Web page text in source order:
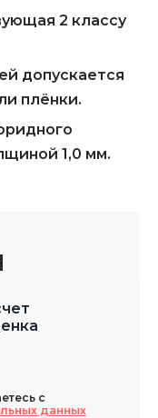
2 классу
допускается
плёнки.
1,0 мм.
с
данных